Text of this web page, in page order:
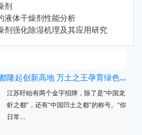
剂
液体干燥剂性能分析
剂强化除湿机理及其应用研究
江苏盱眙：凹土之都隆起创新高地 万土之王孕育绿色经济
江苏盱眙有两个金字招牌，除了是“中国龙
虾之都”，还有“中国凹土之都”的称号。“你
日常...